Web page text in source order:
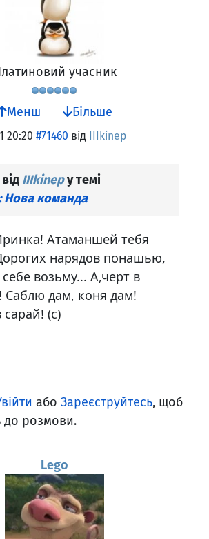
учасник
Менш Більше
20:20 #71460 від IIIkinep
IIIkinepу темі
Нова команда
Атаманшей тебя
нарядов понашью,
возьму... А,черт в
дам, коня дам!
(с)
або Зареєструйтесь, щоб
до розмови.
Lego